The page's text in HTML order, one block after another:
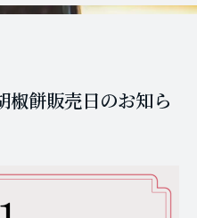
餅販売日のお知ら